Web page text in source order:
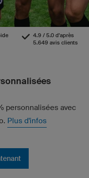
4.9 / 5.0 d'après
5.649 avis clients
personnalisées avec
Plus d'infos